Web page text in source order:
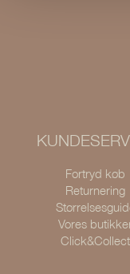
Fortryd køb
Returnering
Vores
Click&Collect